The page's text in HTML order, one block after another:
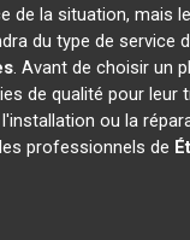
de la situation, mais
du type de service
. Avant de choisir un
de qualité pour
ou la
professionnels de